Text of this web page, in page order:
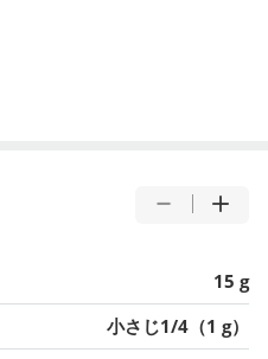
15 g
小さじ1/4（1 g）